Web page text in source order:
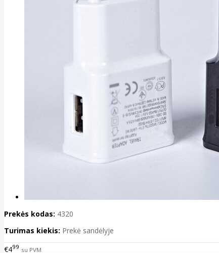
Prekės kodas: 4320
Turimas kiekis: Prekė sandėlyje
€499 su PVM